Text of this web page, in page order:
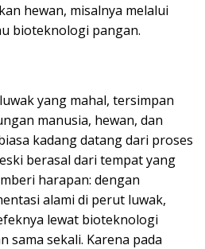
hewan, misalnya melalui
bioteknologi pangan.
yang mahal, tersimpan
manusia, hewan, dan
kadang datang dari proses
berasal dari tempat yang
harapan: dengan
alami di perut luwak,
lewat bioteknologi
sama sekali. Karena pada